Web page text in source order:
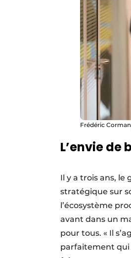
Frédéric
L’envie de
Il y a trois ans, le
stratégique sur
l’écosystème
avant dans un
pour tous. « Il
parfaitement qui